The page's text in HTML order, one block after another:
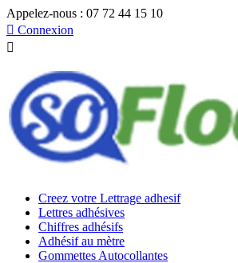
Appelez-nous : 07 72 44 15 10
 Connexion

Creez votre Lettrage adhesif
Lettres adhésives
Chiffres adhésifs
Adhésif au mètre
Gommettes Autocollantes